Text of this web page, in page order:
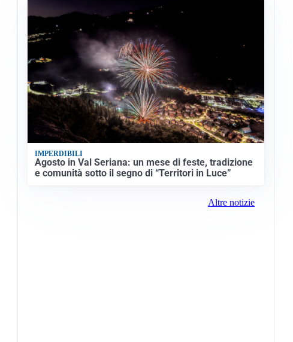
IMPERDIBILI
Agosto in Val Seriana: un mese di feste, tradizione
e comunità sotto il segno di “Territori in Luce”
Altre notizie